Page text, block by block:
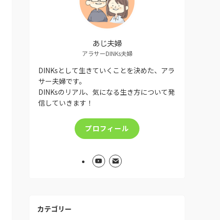
あじ夫婦
アラサーDINKs夫婦
DINKsとして生きていくことを決めた、アラ
サー夫婦です。
DINKsのリアル、気になる生き方について発
信していきます！
プロフィール
カテゴリー